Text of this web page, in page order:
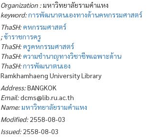
Organization :มหาวิทยาลัยรามคำแหง
keyword:การพัฒนาตนเองทางด้านคหกรรมศาสตร์
ThaSH: คหกรรมศาสตร์
;ข้าราชการครู
ThaSH: ครูคหกรรมศาสตร์
ThaSH: ความชำนาญทางวิชาชีพเฉพาะด้าน
ThaSH:การพัฒนาตนเอง
Ramkhamhaeng University Library
Address:BANGKOK
Email:dcms@lib.ru.ac.th
Name:มหาวิทยาลัยรามคำแหง
Modified: 2558-08-03
Issued: 2558-08-03